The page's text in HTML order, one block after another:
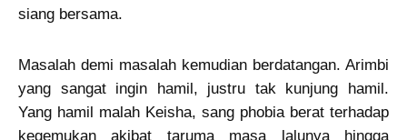
siang bersama.
Masalah demi masalah kemudian berdatangan. Arimbi
yang sangat ingin hamil, justru tak kunjung hamil.
Yang hamil malah Keisha, sang phobia berat terhadap
kegemukan akibat taruma masa lalunya hingga